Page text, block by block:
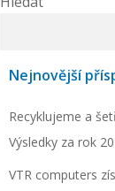
Nejnovější
Recyklujeme a
Výsledky za rok
VTR computers